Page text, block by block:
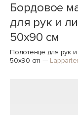
Бордовое
для рук и
50x90 см
Полотенце для рук
50x90 cm —